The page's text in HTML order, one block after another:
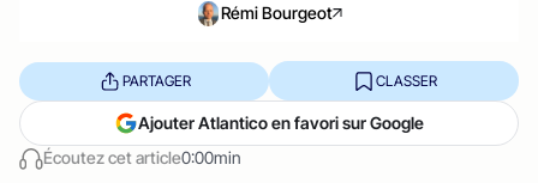
Rémi Bourgeot
Écoutez cet article0:00min
PARTAGER CLASSER
Ajouter Atlantico en favori sur Google